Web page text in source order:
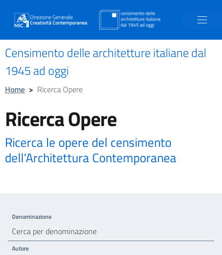
Censimento delle architetture italiane dal
1945 ad oggi
Home > Ricerca Opere
Ricerca Opere
Ricerca le opere del censimento
dell’Architettura Contemporanea
Denominazione
Autore